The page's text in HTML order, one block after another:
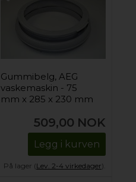
Gummibelg, AEG
vaskemaskin - 75
mm x 285 x 230 mm
509,00 NOK
Legg i kurven
På lager (Lev. 2-4 virkedager).